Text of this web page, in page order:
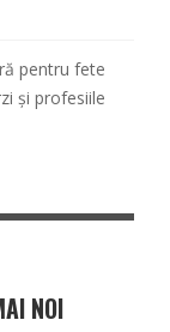
pentru fete
și profesiile
NOI